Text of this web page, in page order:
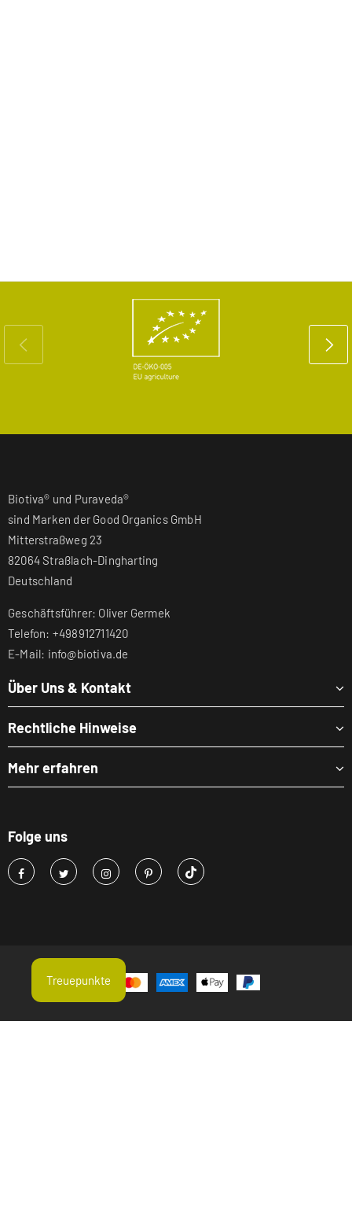
Biotiva® und Puraveda®
sind Marken der Good Organics GmbH
Mitterstraßweg 23
82064 Straßlach-Dingharting
Deutschland
Geschäftsführer: Oliver Germek
Telefon: +498912711420
E-Mail: info@biotiva.de
Über Uns & Kontakt
Rechtliche Hinweise
Mehr erfahren
Folge uns
Treuepunkte